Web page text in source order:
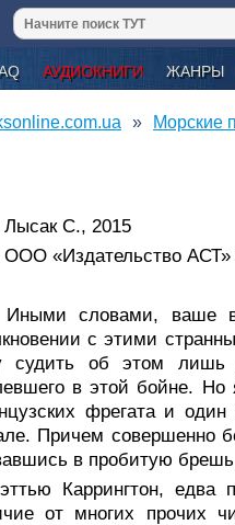
АУДИОКНИГИ ЖАНРЫ
Морские
С., 2015
«Издательство АСТ»
словами, ваше
с этими
судить об этом лишь
в этой бойне. Но
фрегата и
Причем совершенно
в пробитую
Каррингтон,
от многих прочих